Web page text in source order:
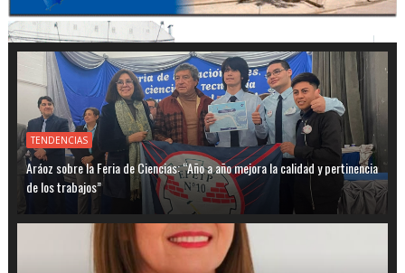
TENDENCIAS
Aráoz sobre la Feria de Ciencias: “Año a año mejora la calidad y pertinencia
de los trabajos”